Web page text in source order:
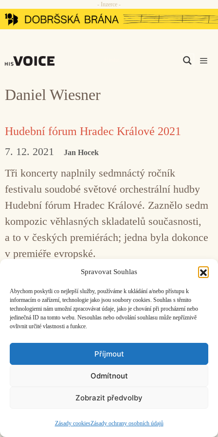
Spravovat Souhlas
Abychom poskytli co nejlepší služby, používáme k ukládání a/nebo přístupu k
informacím o zařízení, technologie jako jsou soubory cookies. Souhlas s těmito
technologiemi nám umožní zpracovávat údaje, jako je chování při procházení nebo
jedinečná ID na tomto webu. Nesouhlas nebo odvolání souhlasu může nepříznivě
ovlivnit určité vlastnosti a funkce.
Příjmout
Odmítnout
Zobrazit předvolby
Zásady cookiesZásady ochrany osobních údajů
Přeskočit
na
- Inzerce -
Daniel Wiesner
Hudební fórum Hradec Králové 2021
7. 12. 2021 Jan Hocek
Tři koncerty naplnily sedmnáctý ročník
festivalu soudobé světové orchestrální hudby
Hudební fórum Hradec Králové. Zaznělo sedm
kompozic věhlasných skladatelů současnosti,
a to v českých premiérách; jedna byla dokonce
v premiéře evropské.
Facebook
Bandcamp
Mail
ČASOPIS O JINÉ HUDBĚ | vydáváHudební informační středisko
založeno 2001 | Kontaktujte nás:info@hisvoice.cz
©2026 HISvoice – design a admin